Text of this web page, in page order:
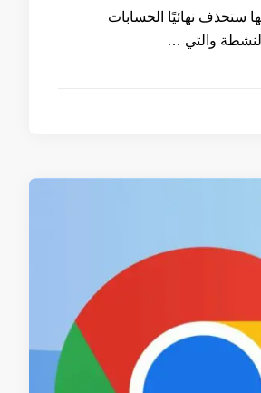
ستحذف نهائيًا الحسابات
والتي …